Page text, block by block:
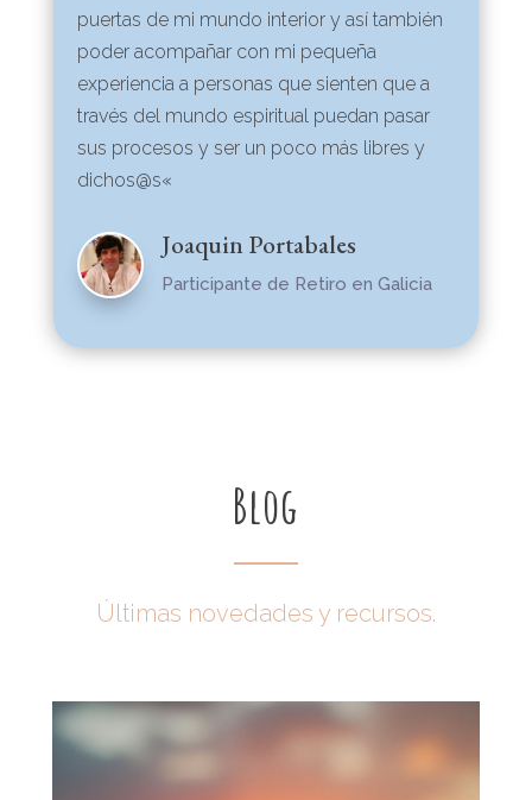
puertas de mi mundo interior y así también
poder acompañar con mi pequeña
experiencia a personas que sienten que a
través del mundo espiritual puedan pasar
sus procesos y ser un poco más libres y
dichos@s«
Joaquin Portabales
Participante de Retiro en Galicia
Blog
Últimas novedades y recursos.